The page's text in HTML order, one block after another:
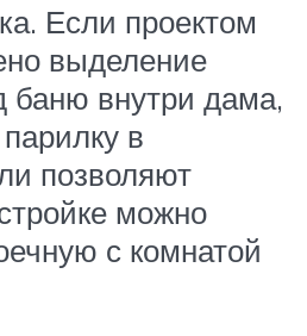
Если проектом
выделение
внутри дама,
в
позволяют
можно
с комнатой